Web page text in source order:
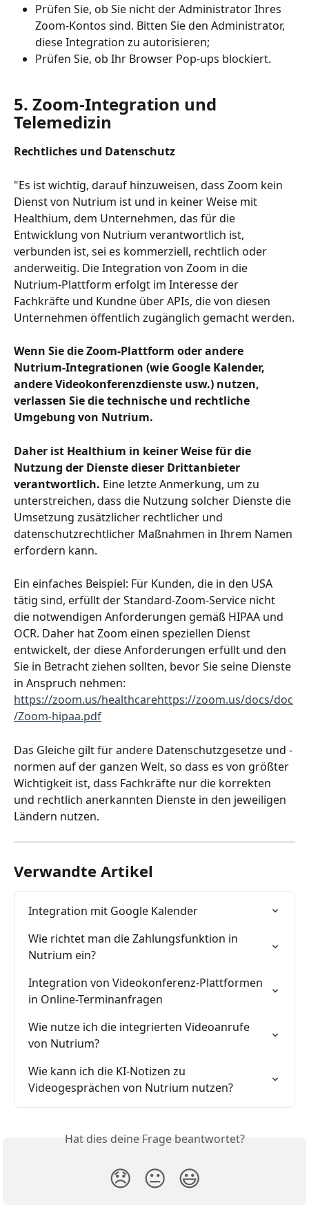
Prüfen Sie, ob Sie nicht der Administrator Ihres
Zoom-Kontos sind. Bitten Sie den Administrator,
diese Integration zu autorisieren;
Prüfen Sie, ob Ihr Browser Pop-ups blockiert.
5. Zoom-Integration und
Telemedizin
Rechtliches und Datenschutz
"Es ist wichtig, darauf hinzuweisen, dass Zoom kein
Dienst von Nutrium ist und in keiner Weise mit
Healthium, dem Unternehmen, das für die
Entwicklung von Nutrium verantwortlich ist,
verbunden ist, sei es kommerziell, rechtlich oder
anderweitig. Die Integration von Zoom in die
Nutrium-Plattform erfolgt im Interesse der
Fachkräfte und Kundne über APIs, die von diesen
Unternehmen öffentlich zugänglich gemacht werden.
Wenn Sie die Zoom-Plattform oder andere
Nutrium-Integrationen (wie Google Kalender,
andere Videokonferenzdienste usw.) nutzen,
verlassen Sie die technische und rechtliche
Umgebung von Nutrium.
Daher ist Healthium in keiner Weise für die
Nutzung der Dienste dieser Drittanbieter
verantwortlich. Eine letzte Anmerkung, um zu
unterstreichen, dass die Nutzung solcher Dienste die
Umsetzung zusätzlicher rechtlicher und
datenschutzrechtlicher Maßnahmen in Ihrem Namen
erfordern kann.
Ein einfaches Beispiel: Für Kunden, die in den USA
tätig sind, erfüllt der Standard-Zoom-Service nicht
die notwendigen Anforderungen gemäß HIPAA und
OCR. Daher hat Zoom einen speziellen Dienst
entwickelt, der diese Anforderungen erfüllt und den
Sie in Betracht ziehen sollten, bevor Sie seine Dienste
in Anspruch nehmen:
https://zoom.us/healthcarehttps://zoom.us/docs/doc
/Zoom-hipaa.pdf
Das Gleiche gilt für andere Datenschutzgesetze und -
normen auf der ganzen Welt, so dass es von größter
Wichtigkeit ist, dass Fachkräfte nur die korrekten
und rechtlich anerkannten Dienste in den jeweiligen
Ländern nutzen.
Verwandte Artikel
Integration mit Google Kalender
Wie richtet man die Zahlungsfunktion in
Nutrium ein?
Integration von Videokonferenz-Plattformen
in Online-Terminanfragen
Wie nutze ich die integrierten Videoanrufe
von Nutrium?
Wie kann ich die KI-Notizen zu
Videogesprächen von Nutrium nutzen?
Hat dies deine Frage beantwortet?
😞 😐 😃